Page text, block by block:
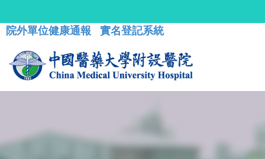
院外單位健康通報 實名登記系統